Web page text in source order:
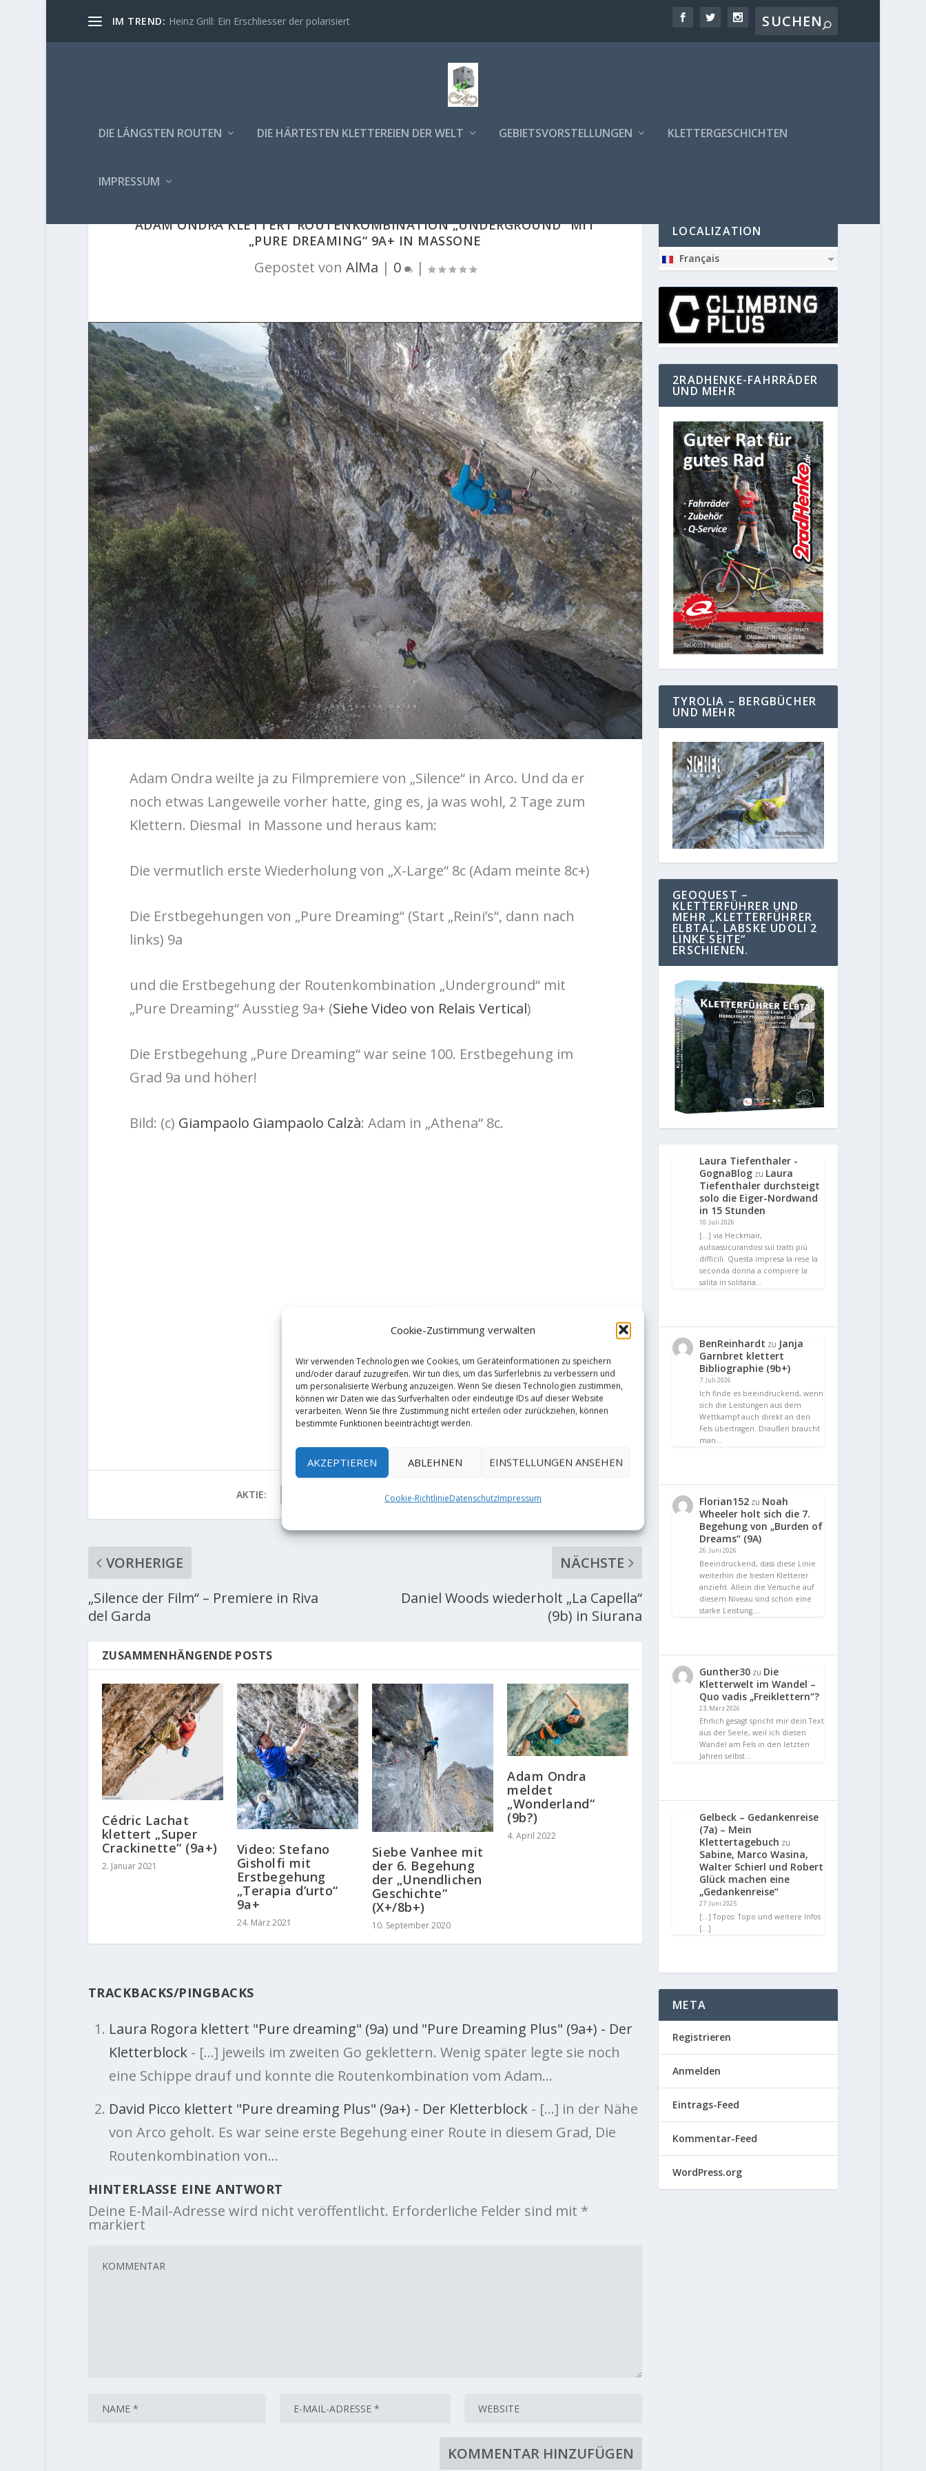
Cookie-Zustimmung verwalten
Wir verwenden Technologien wie Cookies, um Geräteinformationen zu speichern
und/oder darauf zuzugreifen. Wir tun dies, um das Surferlebnis zu verbessern und
um personalisierte Werbung anzuzeigen. Wenn Sie diesen Technologien zustimmen,
können wir Daten wie das Surfverhalten oder eindeutige IDs auf dieser Website
verarbeiten. Wenn Sie Ihre Zustimmung nicht erteilen oder zurückziehen, können
bestimmte Funktionen beeinträchtigt werden.
AKZEPTIEREN ABLEHNEN EINSTELLUNGEN ANSEHEN
Cookie-RichtlinieDatenschutzImpressum
IM TREND: Heinz Grill: Ein Erschliesser der polarisiert
DIE LÄNGSTEN ROUTEN DIE HÄRTESTEN KLETTEREIEN DER WELT GEBIETSVORSTELLUNGEN KLETTERGESCHICHTEN
IMPRESSUM
ADAM ONDRA KLETTERT ROUTENKOMBINATION „UNDERGROUND“ MIT
„PURE DREAMING“ 9A+ IN MASSONE
Gepostet von AlMa | 0 |
Adam Ondra weilte ja zu Filmpremiere von „Silence“ in Arco. Und da er
noch etwas Langeweile vorher hatte, ging es, ja was wohl, 2 Tage zum
Klettern. Diesmal in Massone und heraus kam:
Die vermutlich erste Wiederholung von „X-Large“ 8c (Adam meinte 8c+)
Die Erstbegehungen von „Pure Dreaming“ (Start „Reini’s“, dann nach
links) 9a
und die Erstbegehung der Routenkombination „Underground“ mit
„Pure Dreaming“ Ausstieg 9a+ (Siehe Video von Relais Vertical)
Die Erstbegehung „Pure Dreaming“ war seine 100. Erstbegehung im
Grad 9a und höher!
Bild: (c) Giampaolo Giampaolo Calzà: Adam in „Athena“ 8c.
AKTIE:
VORHERIGE
„Silence der Film“ – Premiere in Riva
del Garda
NÄCHSTE
Daniel Woods wiederholt „La Capella“
(9b) in Siurana
ZUSAMMENHÄNGENDE POSTS
Cédric Lachat
klettert „Super
Crackinette“ (9a+)
2. Januar 2021
Video: Stefano
Gisholfi mit
Erstbegehung
„Terapia d’urto“
9a+
24. März 2021
Siebe Vanhee mit
der 6. Begehung
der „Unendlichen
Geschichte“
(X+/8b+)
10. September 2020
Adam Ondra
meldet
„Wonderland“
(9b?)
4. April 2022
TRACKBACKS/PINGBACKS
Laura Rogora klettert "Pure dreaming" (9a) und "Pure Dreaming Plus" (9a+) - Der
Kletterblock- […] jeweils im zweiten Go geklettern. Wenig später legte sie noch
eine Schippe drauf und konnte die Routenkombination vom Adam…
David Picco klettert "Pure dreaming Plus" (9a+) - Der Kletterblock- […] in der Nähe
von Arco geholt. Es war seine erste Begehung einer Route in diesem Grad, Die
Routenkombination von…
HINTERLASSE EINE ANTWORT
Deine E-Mail-Adresse wird nicht veröffentlicht. Erforderliche Felder sind mit *
markiert
LOCALIZATION
Français
2RADHENKE-FAHRRÄDER
UND MEHR
TYROLIA – BERGBÜCHER
UND MEHR
GEOQUEST –
KLETTERFÜHRER UND
MEHR „KLETTERFÜHRER
ELBTAL, LABSKE UDOLI 2
LINKE SEITE“
ERSCHIENEN.
Laura Tiefenthaler -
GognaBlog zu Laura
Tiefenthaler durchsteigt
solo die Eiger-Nordwand
in 15 Stunden
10. Juli 2026
[…] via Heckmair,
autoassicurandosi sui tratti più
difficili. Questa impresa la rese la
seconda donna a compiere la
salita in solitaria…
BenReinhardt zu Janja
Garnbret klettert
Bibliographie (9b+)
7. Juli 2026
Ich finde es beeindruckend, wenn
sich die Leistungen aus dem
Wettkampf auch direkt an den
Fels übertragen. Draußen braucht
man…
Florian152 zu Noah
Wheeler holt sich die 7.
Begehung von „Burden of
Dreams“ (9A)
26. Juni 2026
Beeindruckend, dass diese Linie
weiterhin die besten Kletterer
anzieht. Allein die Versuche auf
diesem Niveau sind schon eine
starke Leistung.…
Gunther30 zu Die
Kletterwelt im Wandel –
Quo vadis „Freiklettern“?
23. März 2026
Ehrlich gesagt spricht mir dein Text
aus der Seele, weil ich diesen
Wandel am Fels in den letzten
Jahren selbst…
Gelbeck – Gedankenreise
(7a) – Mein
Klettertagebuch zu
Sabine, Marco Wasina,
Walter Schierl und Robert
Glück machen eine
„Gedankenreise“
27. Juni 2025
[…] Topos: Topo und weitere Infos
[…]
META
Registrieren
Anmelden
Eintrags-Feed
Kommentar-Feed
WordPress.org